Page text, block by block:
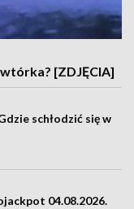
[ZDJĘCIA]
schłodzić się w
04.08.2026.